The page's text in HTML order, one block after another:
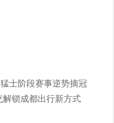
士阶段赛事逆势摘冠
解锁成都出行新方式